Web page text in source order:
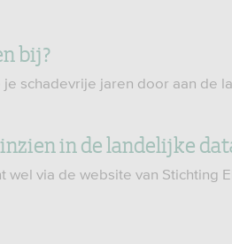
bij?
schadevrije jaren door aan de
in de landelijke
via de website van Stichting